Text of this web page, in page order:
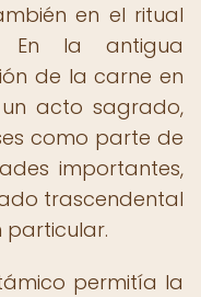
en el ritual
En la antigua
de la carne en
acto sagrado,
como parte de
importantes,
trascendental
particular.
permitía la